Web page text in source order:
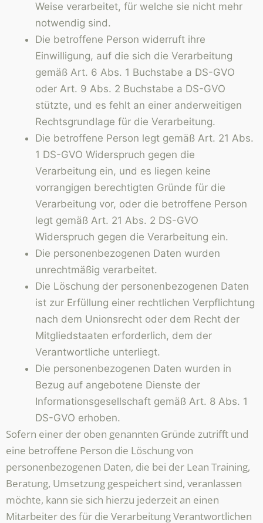
Weise verarbeitet, für welche sie nicht mehr
notwendig sind.
Die betroffene Person widerruft ihre
Einwilligung, auf die sich die Verarbeitung
gemäß Art. 6 Abs. 1 Buchstabe a DS-GVO
oder Art. 9 Abs. 2 Buchstabe a DS-GVO
stützte, und es fehlt an einer anderweitigen
Rechtsgrundlage für die Verarbeitung.
Die betroffene Person legt gemäß Art. 21 Abs.
1 DS-GVO Widerspruch gegen die
Verarbeitung ein, und es liegen keine
vorrangigen berechtigten Gründe für die
Verarbeitung vor, oder die betroffene Person
legt gemäß Art. 21 Abs. 2 DS-GVO
Widerspruch gegen die Verarbeitung ein.
Die personenbezogenen Daten wurden
unrechtmäßig verarbeitet.
Die Löschung der personenbezogenen Daten
ist zur Erfüllung einer rechtlichen Verpflichtung
nach dem Unionsrecht oder dem Recht der
Mitgliedstaaten erforderlich, dem der
Verantwortliche unterliegt.
Die personenbezogenen Daten wurden in
Bezug auf angebotene Dienste der
Informationsgesellschaft gemäß Art. 8 Abs. 1
DS-GVO erhoben.
Sofern einer der oben genannten Gründe zutrifft und
eine betroffene Person die Löschung von
personenbezogenen Daten, die bei der Lean Training,
Beratung, Umsetzung gespeichert sind, veranlassen
möchte, kann sie sich hierzu jederzeit an einen
Mitarbeiter des für die Verarbeitung Verantwortlichen